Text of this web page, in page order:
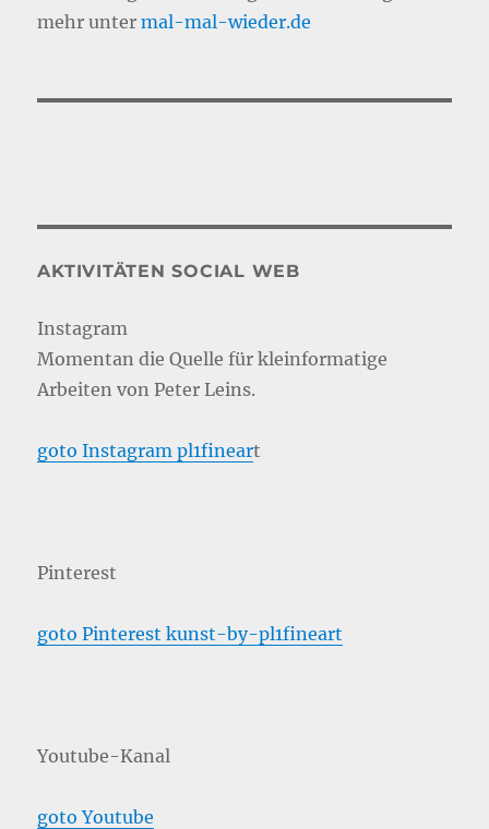
mehr untermal-mal-wieder.de
AKTIVITÄTEN SOCIAL WEB
Instagram
Momentan die Quelle für kleinformatige
Arbeiten von Peter Leins.
goto Instagram pl1fineart
Pinterest
goto Pinterest kunst-by-pl1fineart
Youtube-Kanal
goto Youtube